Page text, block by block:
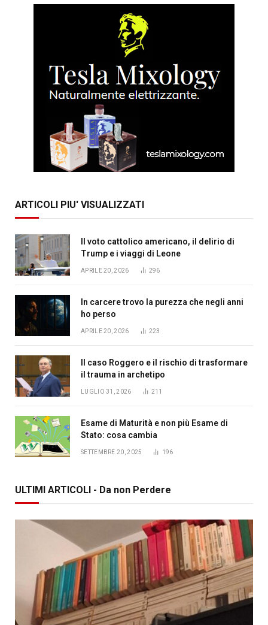
ARTICOLI PIU' VISUALIZZATI
Il voto cattolico americano, il delirio di
Trump e i viaggi di Leone
APRILE 20, 2026 296
In carcere trovo la purezza che negli anni
ho perso
APRILE 20, 2026 223
Il caso Roggero e il rischio di trasformare
il trauma in archetipo
LUGLIO 31, 2026 211
Esame di Maturità e non più Esame di
Stato: cosa cambia
SETTEMBRE 20, 2025 196
ULTIMI ARTICOLI - Da non Perdere